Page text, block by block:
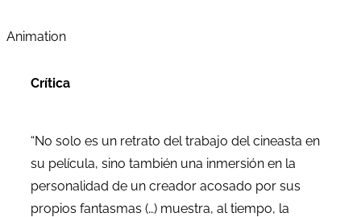
Animation
Crítica
“No solo es un retrato del trabajo del cineasta en
su película, sino también una inmersión en la
personalidad de un creador acosado por sus
propios fantasmas (…) muestra, al tiempo, la